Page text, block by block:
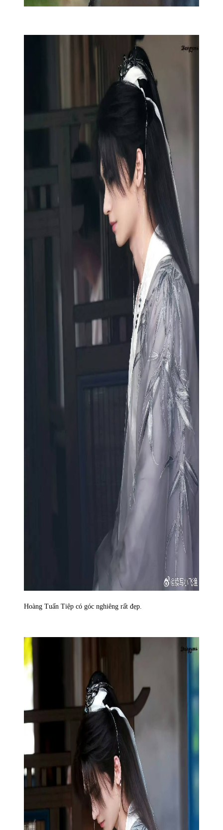
Hoàng Tuấn Tiệp có góc nghiêng rất đẹp.